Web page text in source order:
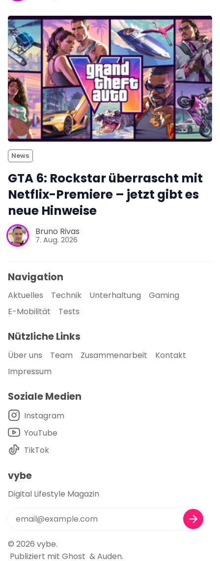
News
GTA 6: Rockstar überrascht mit
Netflix-Premiere – jetzt gibt es
neue Hinweise
Bruno Rivas
7. Aug. 2026
Navigation
Aktuelles Technik Unterhaltung
Gaming
E-Mobilität
Tests
Nützliche Links
Über uns Team Zusammenarbeit
Kontakt
Impressum
Soziale Medien
Instagram
YouTube
TikTok
vybe
Digital Lifestyle Magazin
© 2026 vybe.
Publiziert mit Ghost &Auden.